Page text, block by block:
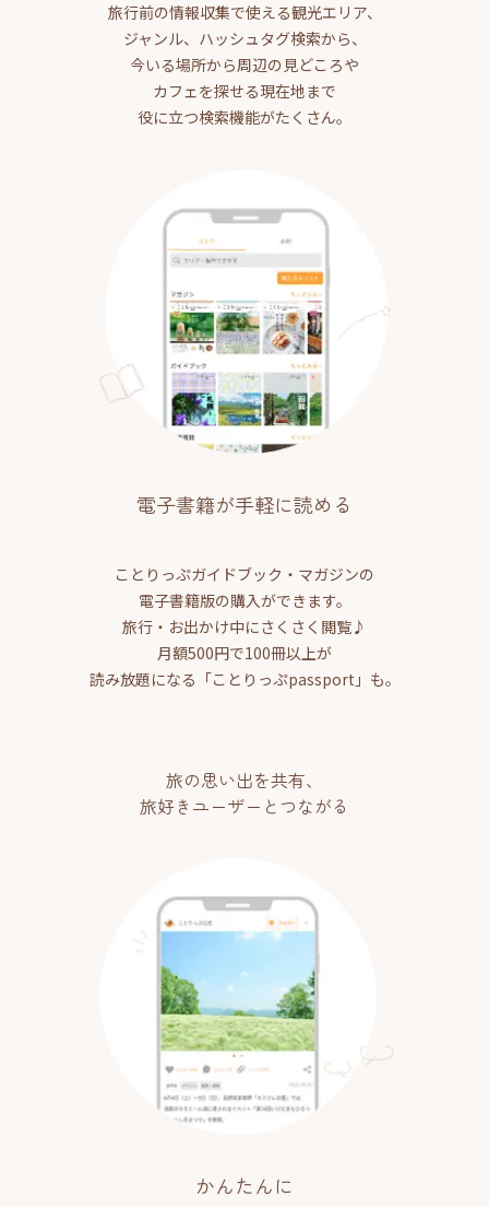
旅行前の情報収集で使える観光エリア、
ジャンル、ハッシュタグ検索から、
今いる場所から周辺の見どころや
カフェを探せる現在地まで
役に立つ検索機能がたくさん。
電子書籍が手軽に読める
ことりっぷガイドブック・マガジンの
電子書籍版の購入ができます。
旅行・お出かけ中にさくさく閲覧♪
月額500円で100冊以上が
読み放題になる「ことりっぷpassport」も。
旅の思い出を共有、
旅好きユーザーとつながる
かんたんに